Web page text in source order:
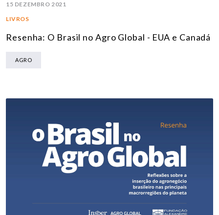
15 DEZEMBRO 2021
LIVROS
Resenha: O Brasil no Agro Global - EUA e Canadá
AGRO